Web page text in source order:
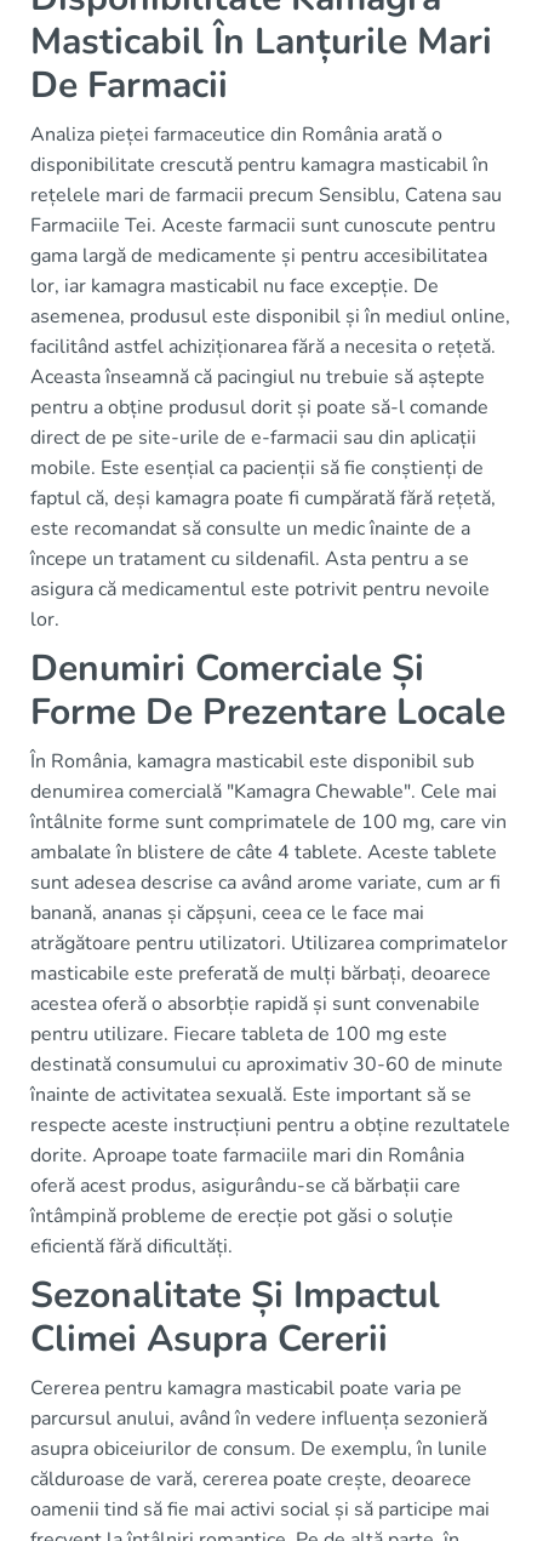
Masticabil În Lanțurile Mari
De Farmacii
Analiza pieței farmaceutice din România arată o
disponibilitate crescută pentru kamagra masticabil în
rețelele mari de farmacii precum Sensiblu, Catena sau
Farmaciile Tei. Aceste farmacii sunt cunoscute pentru
gama largă de medicamente și pentru accesibilitatea
lor, iar kamagra masticabil nu face excepție. De
asemenea, produsul este disponibil și în mediul online,
facilitând astfel achiziționarea fără a necesita o rețetă.
Aceasta înseamnă că pacingiul nu trebuie să aștepte
pentru a obține produsul dorit și poate să-l comande
direct de pe site-urile de e-farmacii sau din aplicații
mobile. Este esențial ca pacienții să fie conștienți de
faptul că, deși kamagra poate fi cumpărată fără rețetă,
este recomandat să consulte un medic înainte de a
începe un tratament cu sildenafil. Asta pentru a se
asigura că medicamentul este potrivit pentru nevoile
lor.
Denumiri Comerciale Și
Forme De Prezentare Locale
În România, kamagra masticabil este disponibil sub
denumirea comercială "Kamagra Chewable". Cele mai
întâlnite forme sunt comprimatele de 100 mg, care vin
ambalate în blistere de câte 4 tablete. Aceste tablete
sunt adesea descrise ca având arome variate, cum ar fi
banană, ananas și căpșuni, ceea ce le face mai
atrăgătoare pentru utilizatori. Utilizarea comprimatelor
masticabile este preferată de mulți bărbați, deoarece
acestea oferă o absorbție rapidă și sunt convenabile
pentru utilizare. Fiecare tableta de 100 mg este
destinată consumului cu aproximativ 30-60 de minute
înainte de activitatea sexuală. Este important să se
respecte aceste instrucțiuni pentru a obține rezultatele
dorite. Aproape toate farmaciile mari din România
oferă acest produs, asigurându-se că bărbații care
întâmpină probleme de erecție pot găsi o soluție
eficientă fără dificultăți.
Sezonalitate Și Impactul
Climei Asupra Cererii
Cererea pentru kamagra masticabil poate varia pe
parcursul anului, având în vedere influența sezonieră
asupra obiceiurilor de consum. De exemplu, în lunile
călduroase de vară, cererea poate crește, deoarece
oamenii tind să fie mai activi social și să participe mai